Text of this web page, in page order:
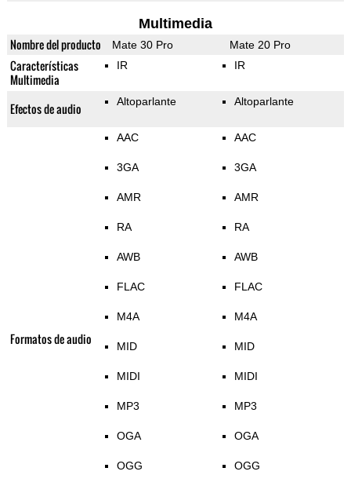
Multimedia
Nombre del producto Mate 30 Pro Mate 20 Pro
Características
Multimedia
IR IR
Efectos de audio Altoparlante Altoparlante
Formatos de audio
AAC
3GA
AMR
RA
AWB
FLAC
M4A
MID
MIDI
MP3
OGA
OGG
AAC
3GA
AMR
RA
AWB
FLAC
M4A
MID
MIDI
MP3
OGA
OGG